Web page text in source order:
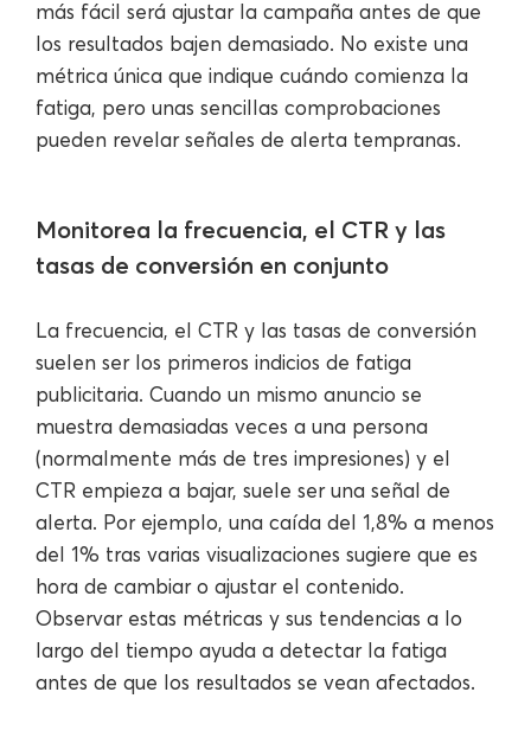
más fácil será ajustar la campaña antes de que
los resultados bajen demasiado. No existe una
métrica única que indique cuándo comienza la
fatiga, pero unas sencillas comprobaciones
pueden revelar señales de alerta tempranas.
Monitorea la frecuencia, el CTR y las
tasas de conversión en conjunto
La frecuencia, el CTR y las tasas de conversión
suelen ser los primeros indicios de fatiga
publicitaria. Cuando un mismo anuncio se
muestra demasiadas veces a una persona
(normalmente más de tres impresiones) y el
CTR empieza a bajar, suele ser una señal de
alerta. Por ejemplo, una caída del 1,8% a menos
del 1% tras varias visualizaciones sugiere que es
hora de cambiar o ajustar el contenido.
Observar estas métricas y sus tendencias a lo
largo del tiempo ayuda a detectar la fatiga
antes de que los resultados se vean afectados.